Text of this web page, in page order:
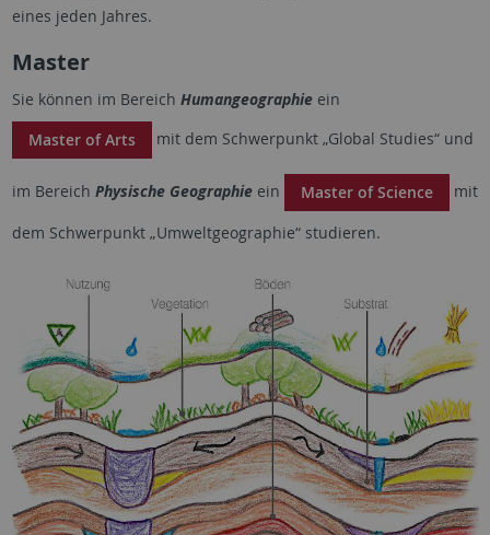
eines jeden Jahres.
Master
Sie können im Bereich Humangeographieein
Master of Arts
mit dem Schwerpunkt „Global Studies“ und
im Bereich Physische Geographieein Master of Science mit
dem Schwerpunkt „Umweltgeographie“ studieren.